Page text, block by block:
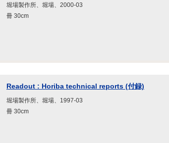
堀場製作所、堀場、2000-03
冊 30cm
Readout : Horiba technical reports (付録)
堀場製作所、堀場、1997-03
冊 30cm